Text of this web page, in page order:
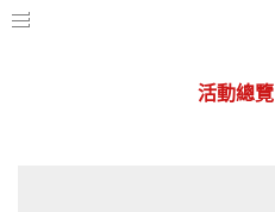
活動總覽